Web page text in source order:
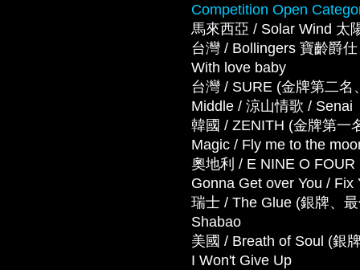
Competition Open
馬來西亞 / Solar Wind 太
台灣 / Bollingers 寶齡爵
With love baby
台灣 / SURE (金牌第二
Middle / 涼山情歌 / Senai
韓國 / ZENITH (金牌第一
Magic / Fly me to the
奧地利 / E NINE O
Gonna Get over You / Fix
瑞士 / The Glue (銀牌、
Shabao
美國 / Breath of Soul (銀
I Won't Give Up